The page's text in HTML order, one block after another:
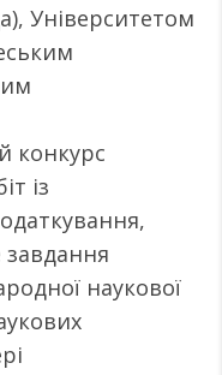
Університетом
конкурс
із
завдання
наукової